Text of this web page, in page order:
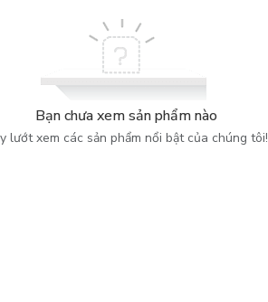
Bạn chưa xem sản phẩm nào
lướt xem các sản phẩm nổi bật của chúng tôi!